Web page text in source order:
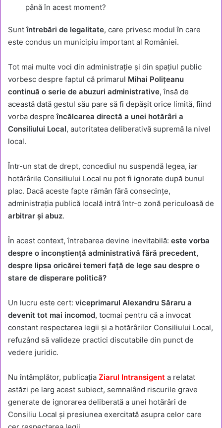
până în acest moment?
Suntîntrebări de legalitate, care privesc modul în care
este condus un municipiu important al României.
Tot mai multe voci din administrație și din spațiul public
vorbesc despre faptul că primarul Mihai Polițeanu
continuă o serie de abuzuri administrative, însă de
această dată gestul său pare să fi depășit orice limită, fiind
vorba despreîncălcarea directă a unei hotărâri a
Consiliului Local, autoritatea deliberativă supremă la nivel
local.
Într-un stat de drept, concediul nu suspendă legea, iar
hotărârile Consiliului Local nu pot fi ignorate după bunul
plac. Dacă aceste fapte rămân fără consecințe,
administrația publică locală intră într-o zonă periculoasă de
arbitrar și abuz.
În acest context, întrebarea devine inevitabilă: este vorba
despre o inconștiență administrativă fără precedent,
despre lipsa oricărei temeri față de lege sau despre o
stare de disperare politică?
Un lucru este cert: viceprimarul Alexandru Săraru a
devenit tot mai incomod, tocmai pentru că a invocat
constant respectarea legii și a hotărârilor Consiliului Local,
refuzând să valideze practici discutabile din punct de
vedere juridic.
Nu întâmplător, publicația Ziarul Intransigent a relatat
astăzi pe larg acest subiect, semnalând riscurile grave
generate de ignorarea deliberată a unei hotărâri de
Consiliu Local și presiunea exercitată asupra celor care